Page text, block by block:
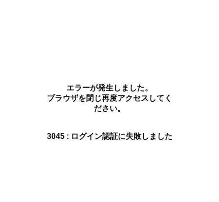
エラーが発生しました。
ブラウザを閉じ再度アクセスしてく
ださい。
3045 : ログイン認証に失敗しました